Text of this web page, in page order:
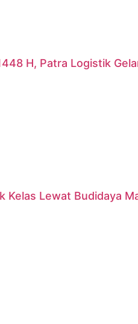
H, Patra Logistik
Kelas Lewat Budidaya